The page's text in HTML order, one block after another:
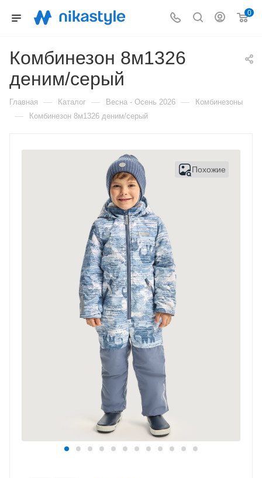
0
Комбинезон 8м1326
деним/серый
Главная — Каталог — Весна - Осень 2026 — Комбинезоны
— Комбинезон 8м1326 деним/серый
Похожие